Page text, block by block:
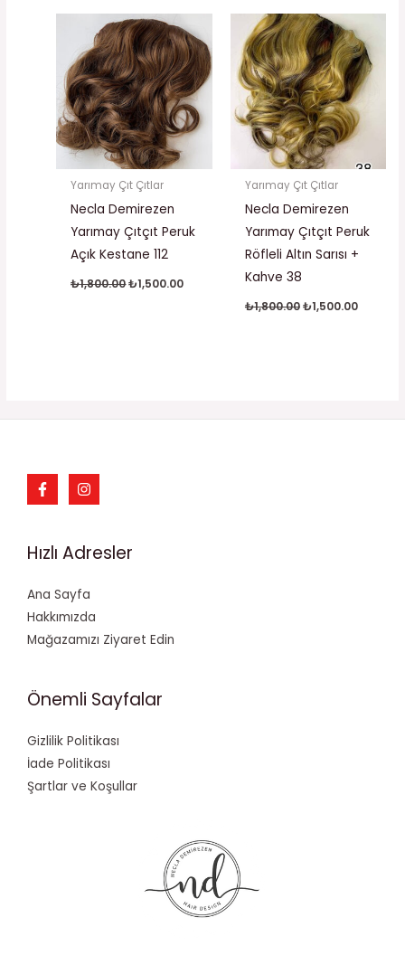
Yarımay Çıt Çıtlar
Necla Demirezen
Yarımay Çıtçıt Peruk
Açık Kestane 112
₺1,800.00
Orijinal
fiyat:
₺1,800.00.
₺1,500.00
andaki
fiyat:
₺1,500.00.
Yarımay Çıt Çıtlar
Necla Demirezen
Yarımay Çıtçıt Peruk
Röfleli Altın Sarısı +
Kahve 38
₺1,800.00
Orijinal
fiyat:
₺1,800.00.
₺1,500.00
andaki
fiyat:
Hızlı Adresler
Ana Sayfa
Hakkımızda
Mağazamızı Ziyaret Edin
Önemli Sayfalar
Gizlilik Politikası
İade Politikası
Şartlar ve Koşullar